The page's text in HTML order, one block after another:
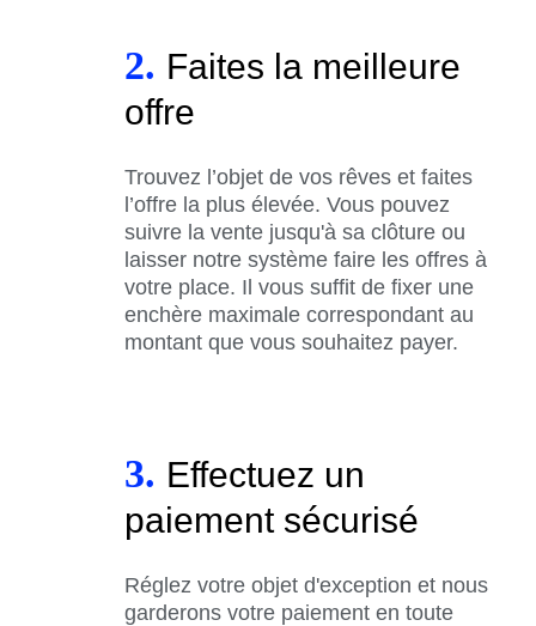
2. Faites la meilleure
offre
Trouvez l’objet de vos rêves et faites
l’offre la plus élevée. Vous pouvez
suivre la vente jusqu'à sa clôture ou
laisser notre système faire les offres à
votre place. Il vous suffit de fixer une
enchère maximale correspondant au
montant que vous souhaitez payer.
3. Effectuez un
paiement sécurisé
Réglez votre objet d'exception et nous
garderons votre paiement en toute